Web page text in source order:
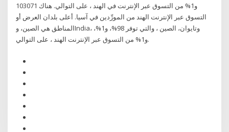
و1% من التسوق عبر الإنترنت في الهند ، على التوالي. هناك 103071
التسوق عبر الإنترنت الهند من المورِّدين في آسيا. أعلى بلدان العرض أو
المناطق هي الصين، وIndia، وتايوان، الصين ، والتي توفر 98%، و1%،
و1% من التسوق عبر الإنترنت الهند ، على التوالي.